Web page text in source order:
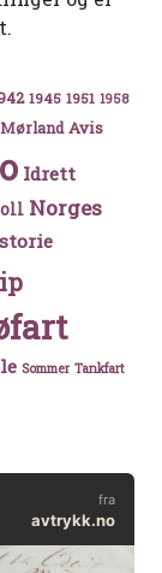
1945 1951 1958
Avis
Idrett
Norges
Sommer Tankfart